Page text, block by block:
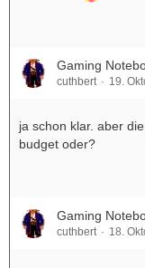
Gaming
cuthbert 19.
ja schon klar. aber
budget oder?
Gaming
cuthbert 18.